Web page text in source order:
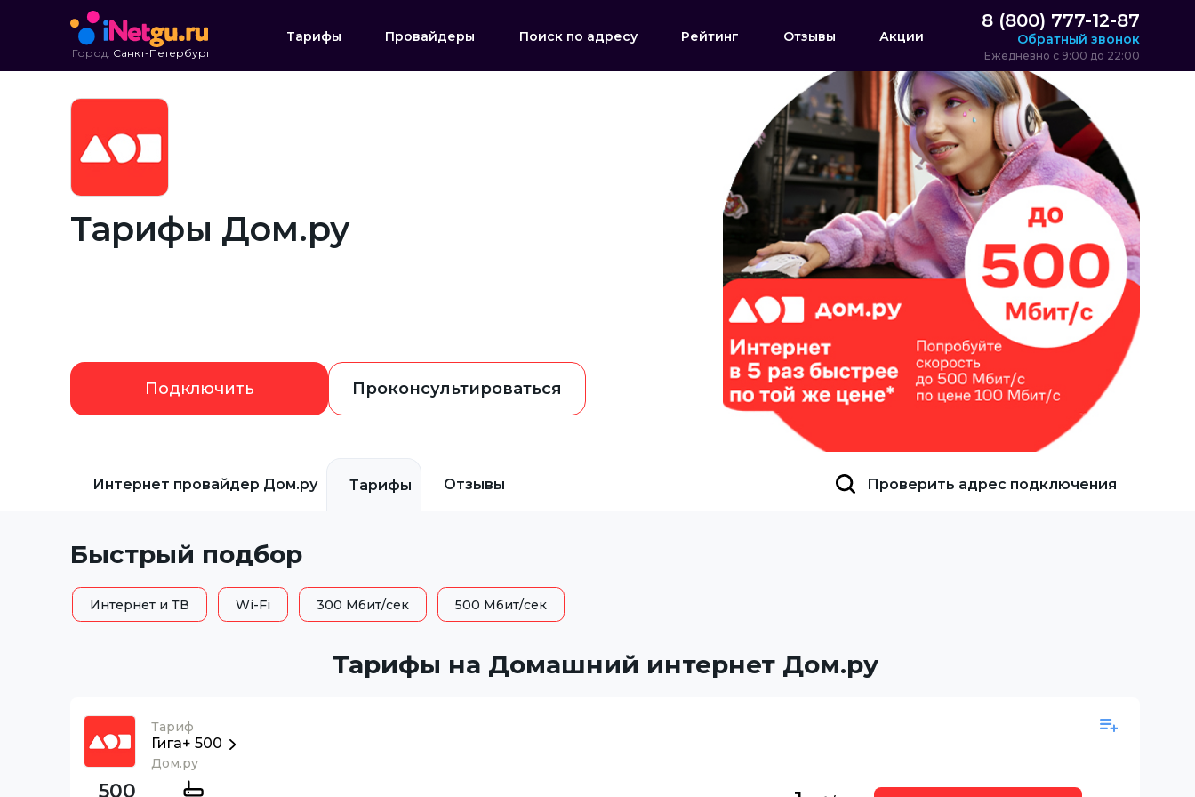
Город: Санкт-Петербург
Тарифы Провайдеры Поиск по адресу Рейтинг Отзывы Акции
8 (800) 777-12-87
Обратный звонок
Ежедневно с 9:00 до 22:00
Тарифы Дом.ру
Подключить Проконсультироваться
Интернет провайдер Дом.ру Тарифы Отзывы Проверить адрес подключения
Быстрый подбор
Интернет и ТВ Wi-Fi 300 Мбит/сек 500 Мбит/сек
Тарифы на Домашний интернет Дом.ру
Тариф
Гига+ 500
Дом.ру
500